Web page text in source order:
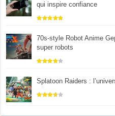
qui inspire confiance
70s-style Robot Anime
super robots
Splatoon Raiders :